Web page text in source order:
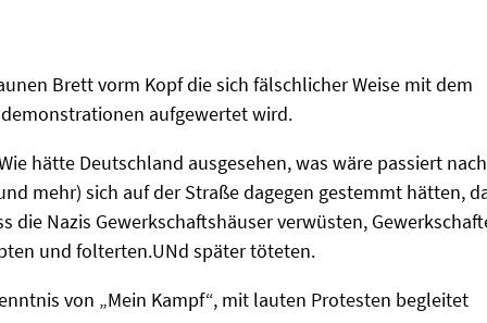
Brett vorm Kopf die sich fälschlicher Weise mit dem
aufgewertet wird.
hätte Deutschland ausgesehen, was wäre passiert nach
mehr) sich auf der Straße dagegen gestemmt hätten,
die Nazis Gewerkschaftshäuser verwüsten,
und folterten.UNd später töteten.
von „Mein Kampf“, mit lauten Protesten begleitet